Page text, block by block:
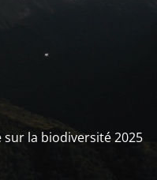
la biodiversité 2025